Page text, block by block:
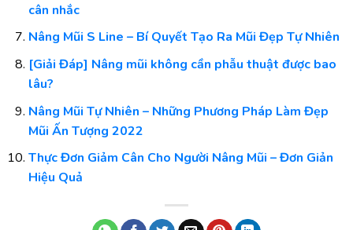
cân nhắc
Nâng Mũi S Line – Bí Quyết Tạo Ra Mũi Đẹp Tự Nhiên
[Giải Đáp] Nâng mũi không cần phẫu thuật được bao
lâu?
Nâng Mũi Tự Nhiên – Những Phương Pháp Làm Đẹp
Mũi Ấn Tượng 2022
Thực Đơn Giảm Cân Cho Người Nâng Mũi – Đơn Giản
Hiệu Quả